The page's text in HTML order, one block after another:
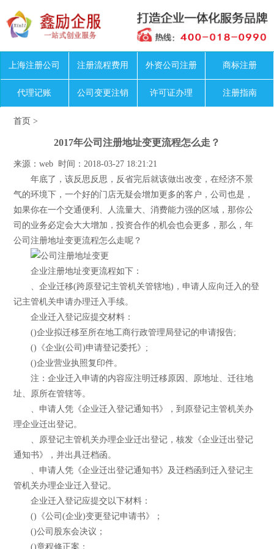
上海注册公司 注册流程费用 外资公司注册 商标注册
代理记账 公司变更注销 许可证办理 注册指南
首页 >
2017年公司注册地址变更流程怎么走？
来源：web 时间：2018-03-27 18:21:21
年底了，该反思反思，反省完后就该做出改变，在经济不景
气的环境下，一个好的门店无疑会增加更多的客户，公司也是，
如果你在一个交通便利、人流量大、消费能力强的区域，那你公
司的业务必定会大大增加，投资合作的机会也会更多，那么，年
公司注册地址变更流程怎么走呢？
企业注册地址变更流程如下：
、企业迁移(跨原登记主管机关管辖地)，申请人应向迁入的登
记主管机关申请办理迁入手续。
企业迁入登记应提交材料：
()企业拟迁移至所在地工商行政管理局登记的申请报告;
()《企业(公司)申请登记委托》;
()企业营业执照复印件。
注：企业迁入申请的内容应注明迁移原因、原地址、迁往地
址、原所在管辖等。
、申请人凭《企业迁入登记通知书》，到原登记主管机关办
理企业迁出登记。
、原登记主管机关办理企业迁出登记，核发《企业迁出登记
通知书》，并出具迁档函。
、申请人凭《企业迁出登记通知书》及迁档函到迁入登记主
管机关办理企业迁入登记。
企业迁入登记应提交以下材料：
()《公司(企业)变更登记申请书》；
()公司股东会决议；
()章程修正案；